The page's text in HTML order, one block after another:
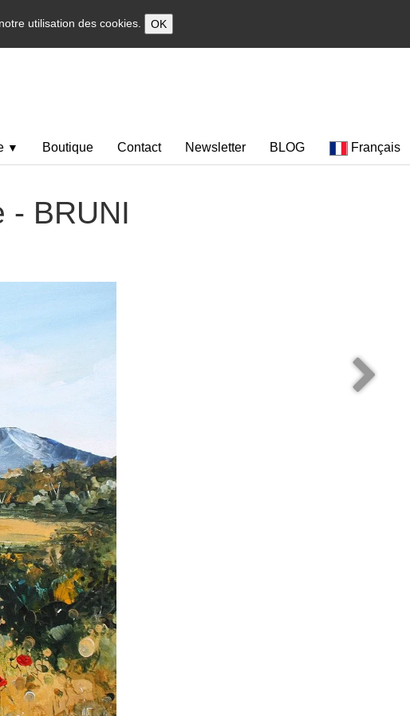
utilisation des cookies. OK
▼ Boutique Contact Newsletter BLOG Français
- BRUNI